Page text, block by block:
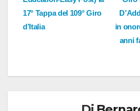
in
anni
17° Tappa del 109° Giro
d’Italia